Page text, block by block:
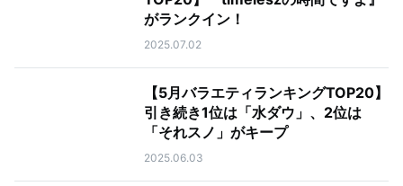
がランクイン！
2025.07.02
【5月バラエティランキングTOP20】
引き続き1位は「水ダウ」、2位は
「それスノ」がキープ
2025.06.03